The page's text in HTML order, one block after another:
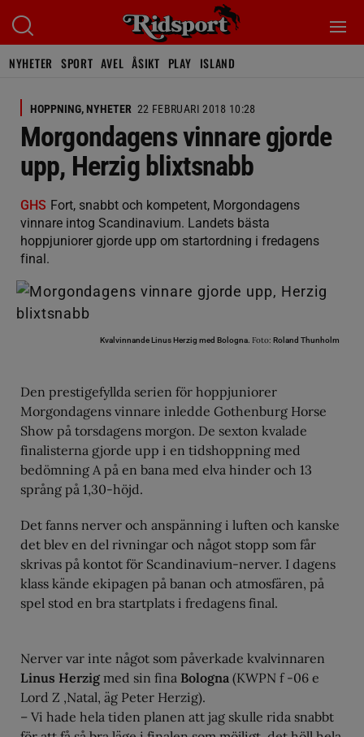
NYHETER SPORT AVEL ÅSIKT PLAY ISLAND
HOPPNING, NYHETER 22 FEBRUARI 2018 10:28
Morgondagens vinnare gjorde
upp, Herzig blixtsnabb
GHS Fort, snabbt och kompetent, Morgondagens
vinnare intog Scandinavium. Landets bästa
hoppjuniorer gjorde upp om startordning i fredagens
final.
Kvalvinnande Linus Herzig med Bologna. Foto: Roland Thunholm
Den prestigefyllda serien för hoppjuniorer
Morgondagens vinnare inledde Gothenburg Horse
Show på torsdagens morgon. De sexton kvalade
finalisterna gjorde upp i en tidshoppning med
bedömning A på en bana med elva hinder och 13
språng på 1,30-höjd.
Det fanns nerver och anspänning i luften och kanske
det blev en del rivningar och något stopp som får
skrivas på kontot för Scandinavium-nerver. I dagens
klass kände ekipagen på banan och atmosfären, på
spel stod en bra startplats i fredagens final.
Nerver var inte något som påverkade kvalvinnaren
Linus Herzigmed sin fina Bologna (KWPN f -06 e
Lord Z ,Natal, äg Peter Herzig).
– Vi hade hela tiden planen att jag skulle rida snabbt